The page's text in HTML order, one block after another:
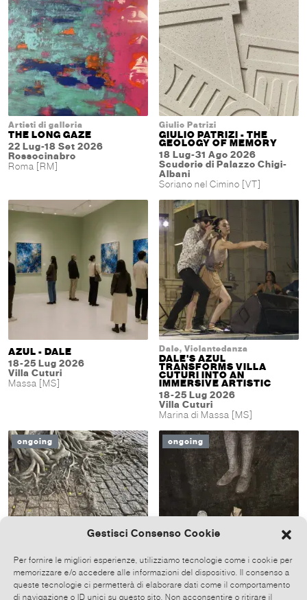
Gestisci Consenso Cookie
Per fornire le migliori esperienze, utilizziamo tecnologie come i cookie per
memorizzare e/o accedere alle informazioni del dispositivo. Il consenso a
queste tecnologie ci permetterà di elaborare dati come il comportamento
di navigazione o ID unici su questo sito. Non acconsentire o ritirare il
Artisti di galleria
THE LONG GAZE
22 Lug-18 Set 2026
Rossocinabro
Roma [RM]
Giulio Patrizi
GIULIO PATRIZI - THE
GEOLOGY OF MEMORY
18 Lug-31 Ago 2026
Scuderie di Palazzo Chigi-
Albani
Soriano nel Cimino [VT]
AZUL - DALE
18-25 Lug 2026
Villa Cuturi
Massa [MS]
Dale, Violantedanza
DALE'S AZUL
TRANSFORMS VILLA
CUTURI INTO AN
IMMERSIVE ARTISTIC
18-25 Lug 2026
Villa Cuturi
Marina di Massa [MS]
APPARTENENZA E RADICI:
OPPORTUNITÀ OD
ongoing
Lea Contestabile
LEA CONTESTABILE - I
ongoing